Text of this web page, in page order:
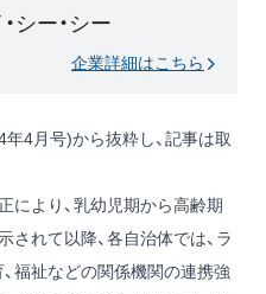
シー・シー
企業詳細はこちら
4月号)から抜粋し、記事は取
により、乳幼児期から高齢期
されて以降、各自治体では、ラ
福祉などの関係機関の連携強